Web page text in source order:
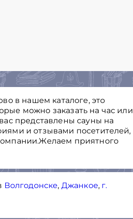
в нашем каталоге, это
можно заказать на час или
представлены сауны на
и отзывами посетителей,
приятного
Волгодонске, Джанкое, г.